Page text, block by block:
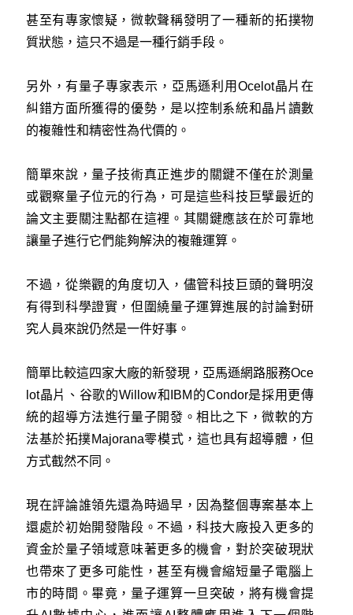
甚至有專家懷疑，微軟聲稱發明了一種新的拓撲物
質狀態，這只不過是一種行銷手段。
另外，有量子專家表示，亞馬遜利用Ocelot晶片在
糾錯方面所獲得的優勢，是以控制系統和晶片讀數
的複雜性和精密性為代價的。
簡單來說，量子技術真正進步的關鍵不僅在於測量
或觀察量子位元的行為，可是這些科技巨擘最近的
論文主要關注點都在這裡。其關鍵應該在於可靠地
讓量子進行它們能夠解決的複雜運算。
不過，從樂觀的角度切入，儘管科技巨頭的聲明沒
有得到科學證實，但圍繞量子運算進展的討論對研
究人員來說仍然是一件好事。
簡單比較這四家大廠的新發現，亞馬遜網路服務Oce
lot晶片、谷歌的Willow和IBM的Condor是採用更傳
統的超導方法進行量子開發。相比之下，微軟的方
法基於拓撲Majorana零模式，這也具有超導體，但
方式截然不同。
現在評論誰領先還為時過早，因為整個專案基本上
還處於初始開發階段。不過，科技大廠投入更多的
資金於量子領域意味著更多的機會，對於突破現狀
也帶來了更多可能性，甚至有機會縮短量子電腦上
市的時間。畢竟，量子運算一旦突破，將有機會提